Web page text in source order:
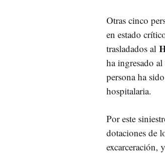
Otras cinco
en estado
trasladados al
ha ingresado al
persona ha
hospitalaria.
Por este
dotaciones de
excarceración,